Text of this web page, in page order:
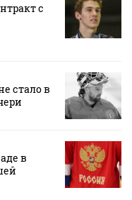
с
стало в
в